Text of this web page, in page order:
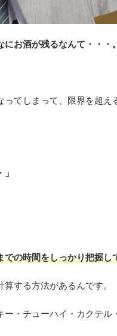
お酒が残るなんて・・・
てしまって、限界を超え
での時間をしっかり把握し
する方法があるんです。
・チューハイ・カクテル